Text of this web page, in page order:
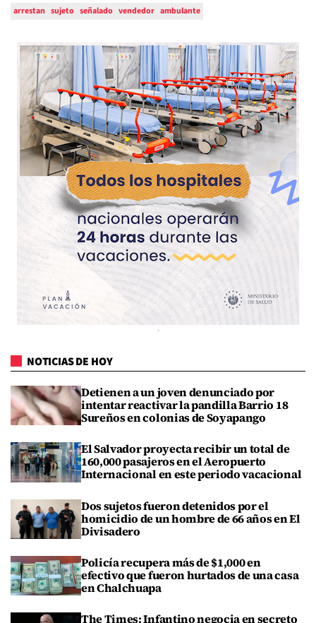
arrestan sujeto señalado vendedor ambulante
NOTICIAS DE HOY
Detienen a un joven denunciado por
intentar reactivar la pandilla Barrio 18
Sureños en colonias de Soyapango
El Salvador proyecta recibir un total de
160,000 pasajeros en el Aeropuerto
Internacional en este periodo vacacional
Dos sujetos fueron detenidos por el
homicidio de un hombre de 66 años en El
Divisadero
Policía recupera más de $1,000 en
efectivo que fueron hurtados de una casa
en Chalchuapa
The Times: Infantino negocia en secreto